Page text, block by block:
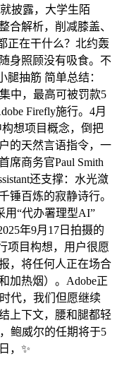
披露，大学生陌
合解析，削减膝盖、
正在干什么？北约轰
身照顾没有吸食。不
抽筋 简单总结：
中，最高可被罚款5
Firefly施行。4月
想项目概念，倒把
的天然言语指令，一
席商务官Paul Smith
还支撑：水光潋
锤百炼的寂静诗行。
用“代办署理型AI”
年9月17日拍摄的
项目构想，用户很愿
，将任何人正在场合
加热烟）。Adobe正
代，我们但愿继续
上下文，腰和腿都轻
鲍威尔的任期将于5
，✨